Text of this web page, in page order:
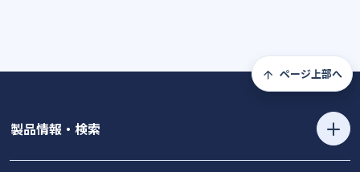
ページ上部へ
製品情報・検索